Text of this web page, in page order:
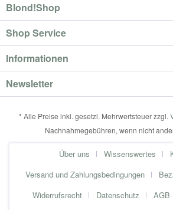
Blond!Shop
Shop Service
Informationen
Newsletter
* Alle Preise inkl. gesetzl. Mehrwertsteuer zzgl.
Nachnahmegebühren, wenn nicht
Über uns Wissenswertes
Versand und Zahlungsbedingungen
Widerrufsrecht
Datenschutz AGB